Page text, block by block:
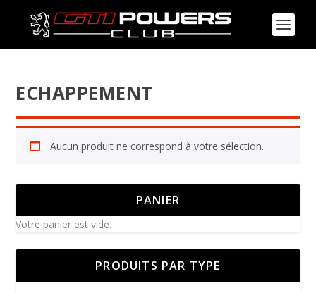
ECHAPPEMENT
Aucun produit ne correspond à votre sélection.
PANIER
Votre panier est vide.
PRODUITS PAR TYPE